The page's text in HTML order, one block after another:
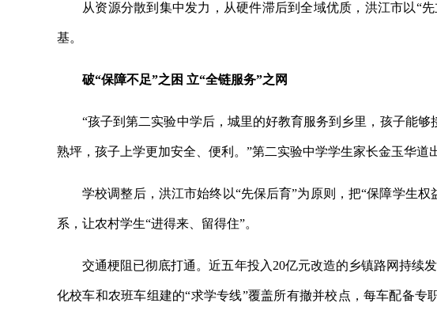
从资源分散到集中发力，从硬件滞后到全域优质，洪江市以“
基。
破“保障不足”之困 立“全链服务”之网
“孩子到第二实验中学后，城里的好教育服务到乡里，孩子能
熟坪，孩子上学更加安全、便利。”第二实验中学学生家长金玉华道
学校调整后，洪江市始终以“先保后育”为原则，把“保障学生
系，让农村学生“进得来、留得住”。
交通梗阻已彻底打通。近五年投入20亿元改造的乡镇路网持续
化校车和农班车组建的“求学专线”覆盖所有撤并校点，每车配备专